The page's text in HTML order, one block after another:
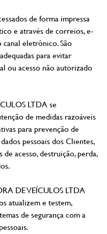
de forma impressa
e através de correios, e-
eletrônico. São
para evitar
ou acesso não autorizado
LTDA se
de medidas razoáveis
para prevenção de
pessoais dos Clientes,
acesso, destruição, perda,
DE VEÍCULOS LTDA
atualizem e testem,
de segurança com a